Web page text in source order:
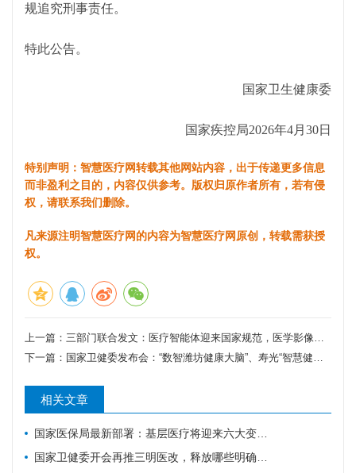
规追究刑事责任。
特此公告。
国家卫生健康委
国家疾控局2026年4月30日
特别声明：智慧医疗网转载其他网站内容，出于传递更多信息
而非盈利之目的，内容仅供参考。版权归原作者所有，若有侵
权，请联系我们删除。
凡来源注明智慧医疗网的内容为智慧医疗网原创，转载需获授
权。
上一篇： 三部门联合发文：医疗智能体迎来国家规范，医学影像、诊断推理等将率先落地
下一篇： 国家卫健委发布会：“数智潍坊健康大脑”、寿光“智慧健康地图”精准赋能基层
相关文章
国家医保局最新部署：基层医疗将迎来六大变化！
国家卫健委开会再推三明医改，释放哪些明确信号？